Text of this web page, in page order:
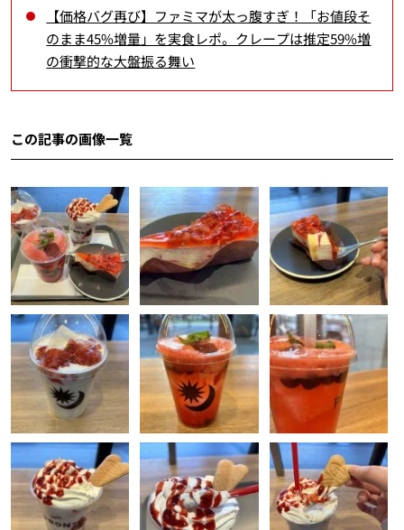
【価格バグ再び】ファミマが太っ腹すぎ！「お値段そ
のまま45%増量」を実食レポ。クレープは推定59%増
の衝撃的な大盤振る舞い
この記事の画像一覧